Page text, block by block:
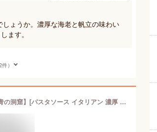
ょうか。濃厚な海老と帆立の味わい
ます。
）
青の洞窟 トリュフ香るチーズクリーム(130g*3箱セット)【青の洞窟】[パスタソース イタリアン 濃厚 1人前]